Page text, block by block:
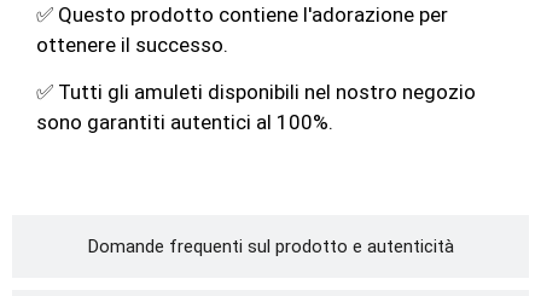
Domande frequenti sul prodotto e autenticità
✅ Questo prodotto contiene l'adorazione per
ottenere il successo.
✅ Tutti gli amuleti disponibili nel nostro negozio
sono garantiti autentici al 100%.